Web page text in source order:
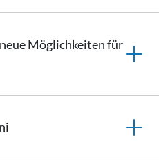
Möglichkeiten für